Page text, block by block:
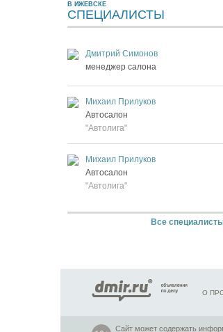
В ИЖЕВСКЕ
СПЕЦИАЛИСТЫ
Дмитрий Симонов
менеджер салона
Михаил Прилуков
Автосалон
"Автолига"
Михаил Прилуков
Автосалон
"Автолига"
Все
О
Сайт может содержать